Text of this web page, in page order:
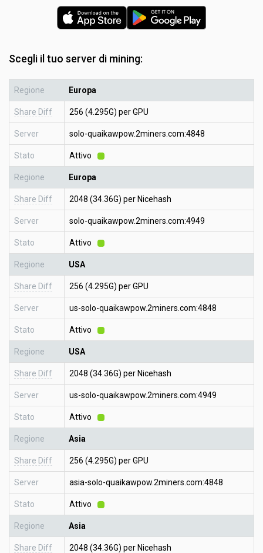
Scegli il tuo server di mining:
Regione Europa
Share Diff 256 (4.295G) per GPU
Server solo-quaikawpow.2miners.com:4848
Stato Attivo
Regione Europa
Share Diff 2048 (34.36G) per Nicehash
Server solo-quaikawpow.2miners.com:4949
Stato Attivo
Regione USA
Share Diff 256 (4.295G) per GPU
Server us-solo-quaikawpow.2miners.com:4848
Stato Attivo
Regione USA
Share Diff 2048 (34.36G) per Nicehash
Server us-solo-quaikawpow.2miners.com:4949
Stato Attivo
Regione Asia
Share Diff 256 (4.295G) per GPU
Server asia-solo-quaikawpow.2miners.com:4848
Stato Attivo
Regione Asia
Share Diff 2048 (34.36G) per Nicehash